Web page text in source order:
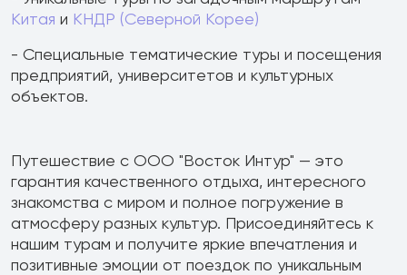
Китая и КНДР (Северной Корее)
- Специальные тематические туры и посещения
предприятий, университетов и культурных
объектов.
Путешествие с ООО "Восток Интур" — это
гарантия качественного отдыха, интересного
знакомства с миром и полное погружение в
атмосферу разных культур. Присоединяйтесь к
нашим турам и получите яркие впечатления и
позитивные эмоции от поездок по уникальным